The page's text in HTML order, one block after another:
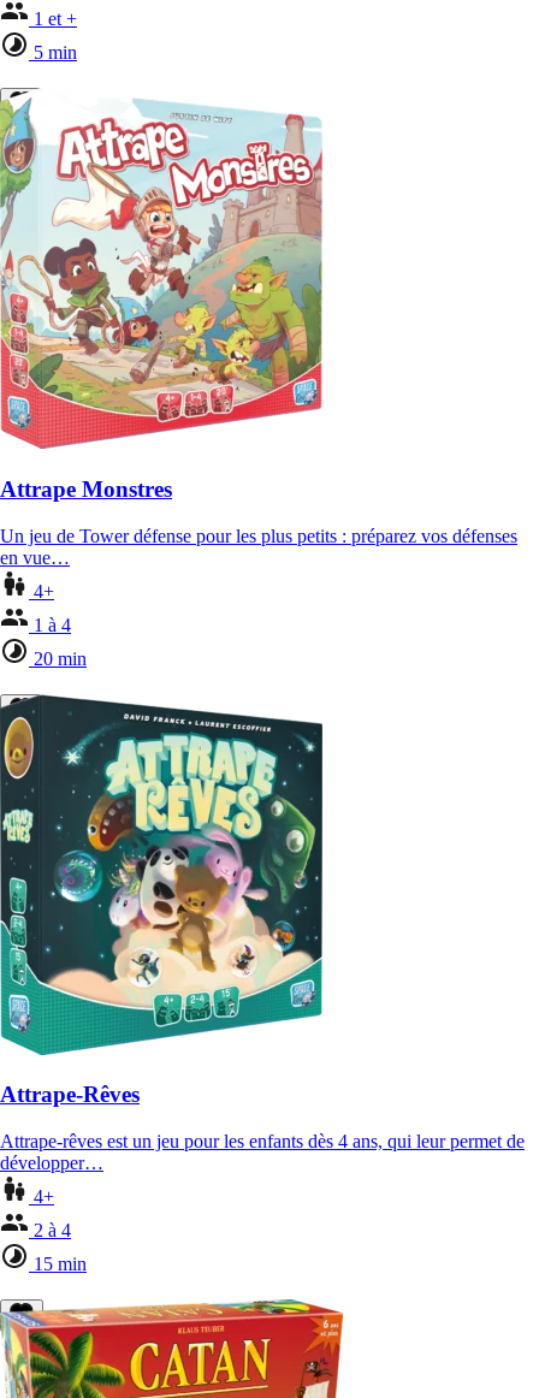
1 et +
5 min
Attrape Monstres
Un jeu de Tower défense pour les plus petits : préparez vos défenses
en vue…
4+
1 à 4
20 min
Attrape-Rêves
Attrape-rêves est un jeu pour les enfants dès 4 ans, qui leur permet de
développer…
4+
2 à 4
15 min